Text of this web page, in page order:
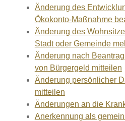
Änderung des
Ökokonto-Maßnahme
Änderung des
Stadt oder Gemeinde
Änderung nach
von Bürgergeld mitteilen
Änderung persönlicher
mitteilen
Änderungen an die
Anerkennung als